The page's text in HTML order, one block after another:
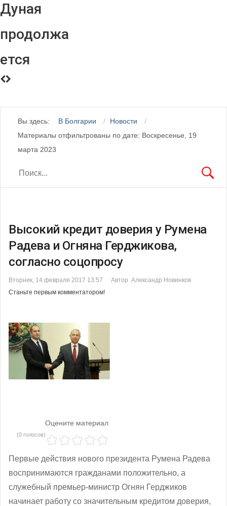
Дуная
продолжа
ется
Вы здесь: В Болгарии
Новости
Материалы отфильтрованы по дате: Воскресенье, 19
марта 2023
Высокий кредит доверия у Румена
Радева и Огняна Герджикова,
согласно соцопросу
Вторник, 14 февраля 2017 13:57
Автор Александр Новинков
Станьте первым комментатором!
Оцените материал
(0 голосов)
Первые действия нового президента Румена Радева
воспринимаются гражданами положительно, а
служебный премьер-министр Огнян Герджиков
начинает работу со значительным кредитом доверия,